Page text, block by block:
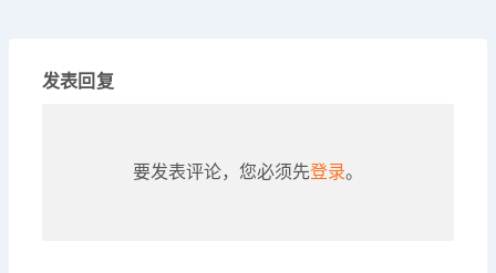
发表回复
要发表评论，您必须先登录。